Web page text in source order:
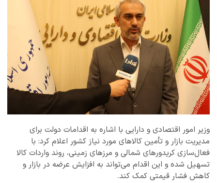
وزیر امور اقتصادی و دارایی با اشاره به اقدامات دولت برای
مدیریت بازار و تأمین کالاهای مورد نیاز کشور اعلام کرد: با
فعال‌سازی کریدورهای شمالی و مرزهای زمینی، روند واردات کالا
تسهیل شده و این اقدام می‌تواند به افزایش عرضه در بازار و
کاهش فشار قیمتی کمک کند.